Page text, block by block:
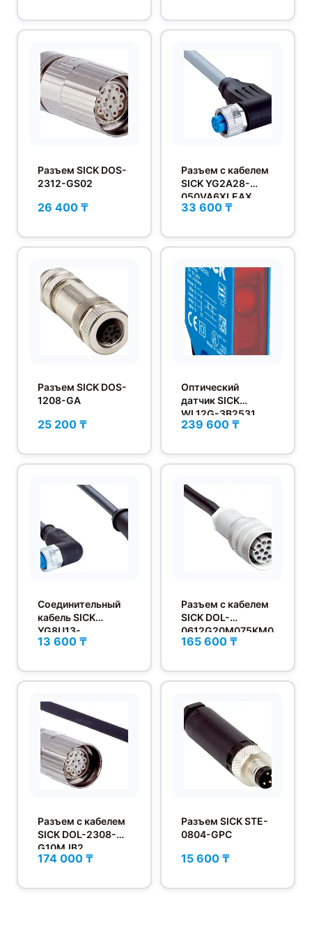
Разъем SICK DOS-
2312-GS02
26 400 ₸
Разъем с кабелем
SICK YG2A28-
050VA6XLEAX
33 600 ₸
Разъем SICK DOS-
1208-GA
25 200 ₸
Оптический
датчик SICK
WL12G-3B2531
239 600 ₸
Соединительный
кабель SICK
YG8U13-
020UA1M2A13
13 600 ₸
Разъем с кабелем
SICK DOL-
0612G20M075KM0
165 600 ₸
Разъем с кабелем
SICK DOL-2308-
G10MJB2
174 000 ₸
Разъем SICK STE-
0804-GPC
15 600 ₸